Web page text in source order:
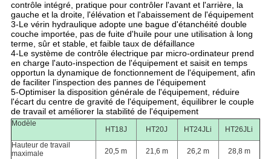
contrôle intégré, pratique pour contrôler l'avant et l'arrière, la
gauche et la droite, l'élévation et l'abaissement de l'équipement
3-Le vérin hydraulique adopte une bague d'étanchéité double
couche importée, pas de fuite d'huile pour une utilisation à long
terme, sûr et stable, et faible taux de défaillance
4-Le système de contrôle électrique par micro-ordinateur prend
en charge l'auto-inspection de l'équipement et saisit en temps
opportun la dynamique de fonctionnement de l'équipement, afin
de faciliter l'inspection des pannes de l'équipement
5-Optimiser la disposition générale de l'équipement, réduire
l'écart du centre de gravité de l'équipement, équilibrer le couple
de travail et améliorer la stabilité de l'équipement
Modèle
HT18J HT20J HT24JLi
HT26JLi
Hauteur de travail
maximale
20,5 m 21,6 m 26,2 m
28,8 m